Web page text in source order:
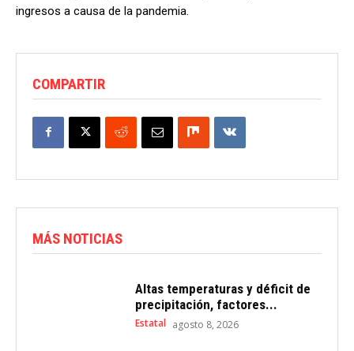
ingresos a causa de la pandemia.
COMPARTIR
MÁS NOTICIAS
Altas temperaturas y déficit de
precipitación, factores...
Estatal agosto 8, 2026